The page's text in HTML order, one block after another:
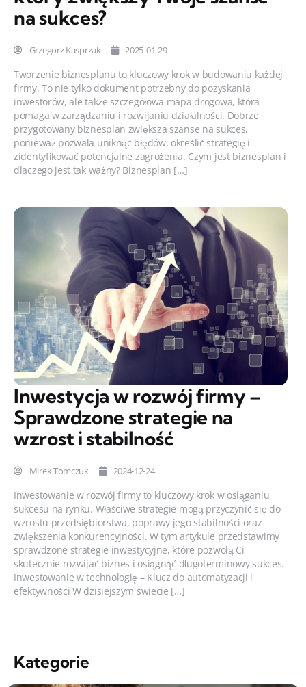
na sukces?
Grzegorz Kasprzak 2025-01-29
Tworzenie biznesplanu to kluczowy krok w budowaniu każdej
firmy. To nie tylko dokument potrzebny do pozyskania
inwestorów, ale także szczegółowa mapa drogowa, która
pomaga w zarządzaniu i rozwijaniu działalności. Dobrze
przygotowany biznesplan zwiększa szanse na sukces,
ponieważ pozwala uniknąć błędów, określić strategię i
zidentyfikować potencjalne zagrożenia. Czym jest biznesplan i
dlaczego jest tak ważny? Biznesplan […]
Inwestycja w rozwój firmy –
Sprawdzone strategie na
wzrost i stabilność
Mirek Tomczuk 2024-12-24
Inwestowanie w rozwój firmy to kluczowy krok w osiąganiu
sukcesu na rynku. Właściwe strategie mogą przyczynić się do
wzrostu przedsiębiorstwa, poprawy jego stabilności oraz
zwiększenia konkurencyjności. W tym artykule przedstawimy
sprawdzone strategie inwestycyjne, które pozwolą Ci
skutecznie rozwijać biznes i osiągnąć długoterminowy sukces.
Inwestowanie w technologię – Klucz do automatyzacji i
efektywności W dzisiejszym świecie […]
Kategorie